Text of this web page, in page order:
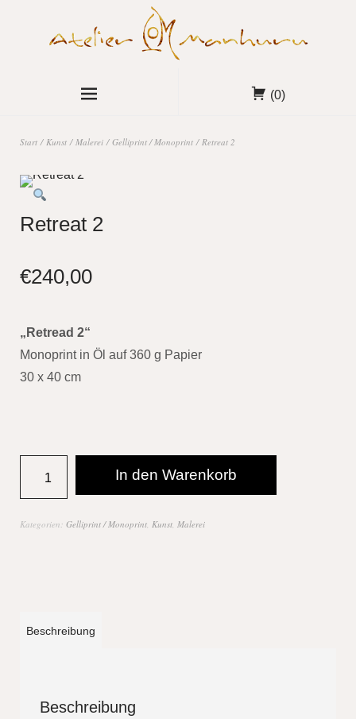
(0)
Start / Kunst / Malerei / Gelliprint / Monoprint / Retreat 2
Retreat 2
€240,00
„Retread 2“
Monoprint in Öl auf 360 g Papier
30 x 40 cm
In den Warenkorb
Kategorien: Gelliprint / Monoprint, Kunst, Malerei
Beschreibung
Beschreibung